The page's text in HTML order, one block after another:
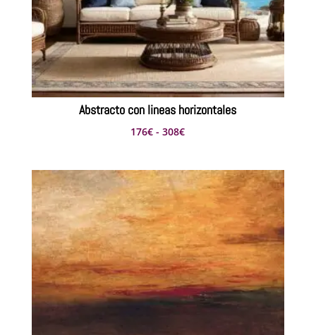
Abstracto con lineas horizontales
176€ - 308€Rango
precios:
desde
176€
hasta
308€